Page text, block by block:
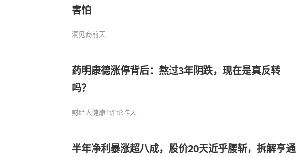
害怕
洞见商前天
药明康德涨停背后：熬过3年阴跌，现在是真反转
吗？
财经大健康1评论昨天
半年净利暴涨超八成，股价20天近乎腰斩，拆解亨通